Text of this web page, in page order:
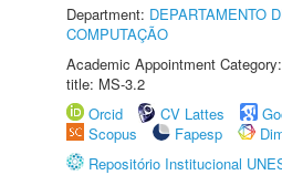
Department: DEPARTAMENTO
COMPUTAÇÃO
Academic Appointment
title: MS-3.2
Orcid
CV Lattes
Scopus
Fapesp
Repositório Institucional